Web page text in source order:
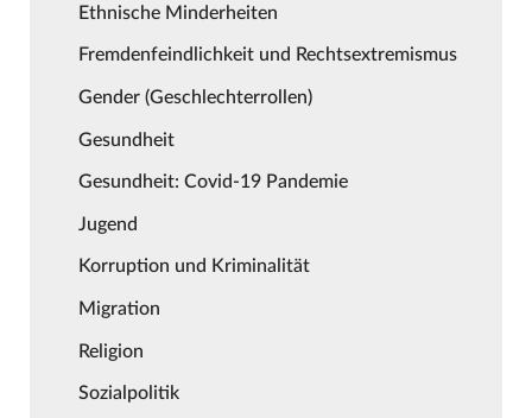
Ethnische Minderheiten
Fremdenfeindlichkeit und Rechtsextremismus
Gender (Geschlechterrollen)
Gesundheit
Gesundheit: Covid-19 Pandemie
Jugend
Korruption und Kriminalität
Migration
Religion
Sozialpolitik